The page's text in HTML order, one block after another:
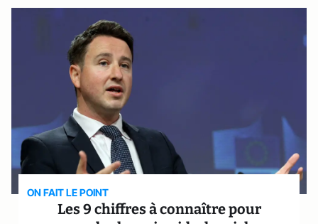
ON FAIT LE POINT
Les 9 chiffres à connaître pour